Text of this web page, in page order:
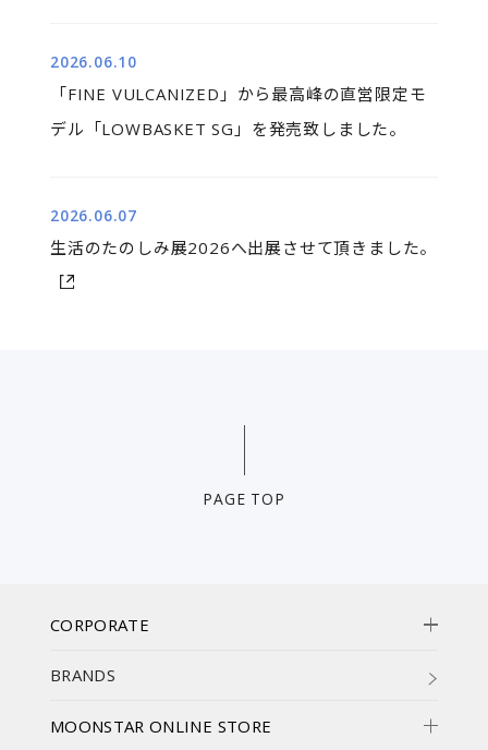
2026.06.10
「FINE VULCANIZED」から最高峰の直営限定モ
デル「LOWBASKET SG」を発売致しました。
2026.06.07
生活のたのしみ展2026へ出展させて頂きました。
PAGE TOP
CORPORATE
BRANDS
MOONSTAR ONLINE STORE